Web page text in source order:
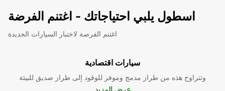
اسطول يلبي احتياجاتك - اغتنم الفرضة
اغتنم الفرصة لاختبار السيارات الجديدة
سيارات اقتصادية
وتتراوح هذه من طراز مدمج وموفر للوقود إلى طراز صديق للبيئة
عرض المزيد